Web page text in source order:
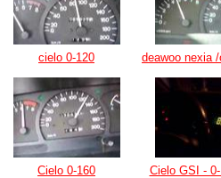
cielo 0-120 deawoo nexia
Cielo 0-160 Cielo GSI -